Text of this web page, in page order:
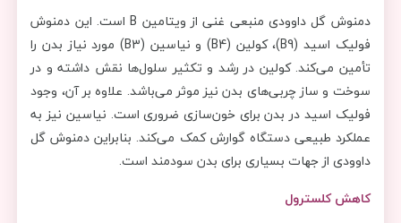
دمنوش گل داوودی منبعی غنی از ویتامین B است. این دمنوش
فولیک اسید (B9)، کولین (B4) و نیاسین (B3) مورد نیاز بدن را
تأمین می‌کند. کولین در رشد و تکثیر سلول‌ها نقش داشته و در
سوخت و ساز چربی‌‌های بدن نیز موثر می‌باشد. علاوه بر آن، وجود
فولیک اسید در بدن برای خون‌سازی ضروری است. نیاسین نیز به
عملکرد طبیعی دستگاه گوارش کمک می‌کند. بنابراین دمنوش گل
داوودی از جهات بسیاری برای بدن سودمند است.
کاهش کلسترول